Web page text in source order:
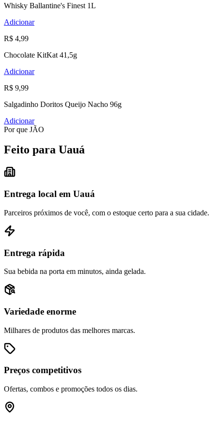
Whisky Ballantine's Finest 1L
Adicionar
R$ 4,99
Chocolate KitKat 41,5g
Adicionar
R$ 9,99
Salgadinho Doritos Queijo Nacho 96g
Adicionar
Por que JÃO
Feito para Uauá
Entrega local em Uauá
Parceiros próximos de você, com o estoque certo para a sua cidade.
Entrega rápida
Sua bebida na porta em minutos, ainda gelada.
Variedade enorme
Milhares de produtos das melhores marcas.
Preços competitivos
Ofertas, combos e promoções todos os dias.